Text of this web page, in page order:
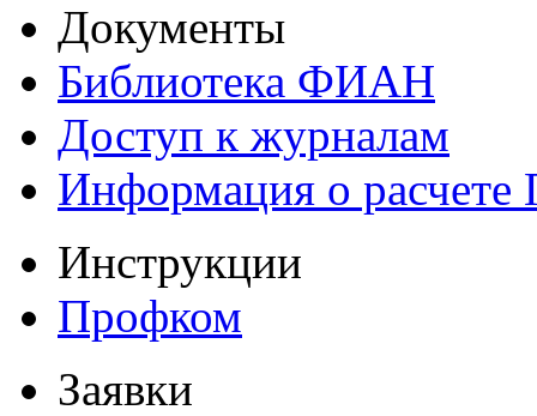
Документы
Библиотека ФИАН
Доступ к журналам
Информация о
Инструкции
Профком
Заявки